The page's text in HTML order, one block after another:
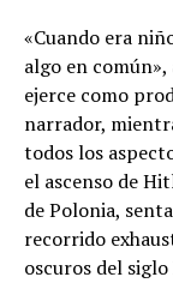
«Cuando era
algo en
ejerce como
narrador,
todos los
el ascenso de
de Polonia,
recorrido
oscuros del siglo